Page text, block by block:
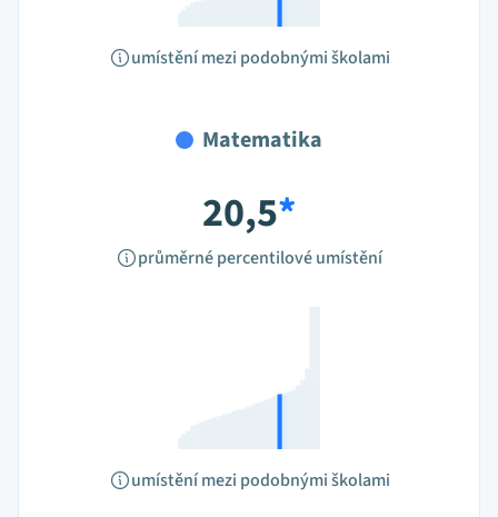
umístění mezi podobnými školami
Matematika
20,5*
průměrné percentilové umístění
umístění mezi podobnými školami